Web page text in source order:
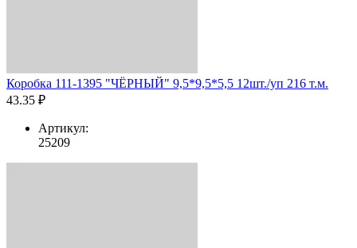
Коробка 111-1395 "ЧЁРНЫЙ" 9,5*9,5*5,5 12шт./уп 216 т.м.
43.35 ₽
Артикул:
25209